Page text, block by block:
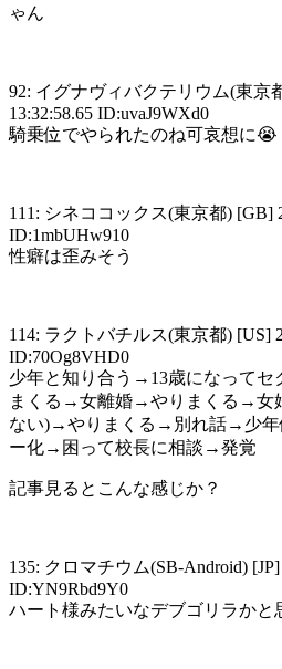
ゃん
92: イグナヴィバクテリウム(東京
13:32:58.65 ID:uvaJ9WXd0
騎乗位でやられたのね可哀想に😭
111: シネココックス(東京都) [GB]
ID:1mbUHw910
性癖は歪みそう
114: ラクトバチルス(東京都) [US]
ID:70Og8VHD0
少年と知り合う→13歳になってセ
まくる→女離婚→やりまくる→女
ない)→やりまくる→別れ話→少年
ー化→困って校長に相談→発覚
記事見るとこんな感じか？
135: クロマチウム(SB-Android)
ID:YN9Rbd9Y0
ハート様みたいなデブゴリラかと